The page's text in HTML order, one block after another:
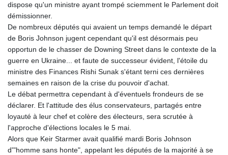
dispose qu'un ministre ayant trompé sciemment le Parlement doit
démissionner.
De nombreux députés qui avaient un temps demandé le départ
de Boris Johnson jugent cependant qu'il est désormais peu
opportun de le chasser de Downing Street dans le contexte de la
guerre en Ukraine... et faute de successeur évident, l'étoile du
ministre des Finances Rishi Sunak s'étant terni ces dernières
semaines en raison de la crise du pouvoir d'achat.
Le débat permettra cependant à d'éventuels frondeurs de se
déclarer. Et l'attitude des élus conservateurs, partagés entre
loyauté à leur chef et colère des électeurs, sera scrutée à
l'approche d'élections locales le 5 mai.
Alors que Keir Starmer avait qualifié mardi Boris Johnson
d'"homme sans honte", appelant les députés de la majorité à se